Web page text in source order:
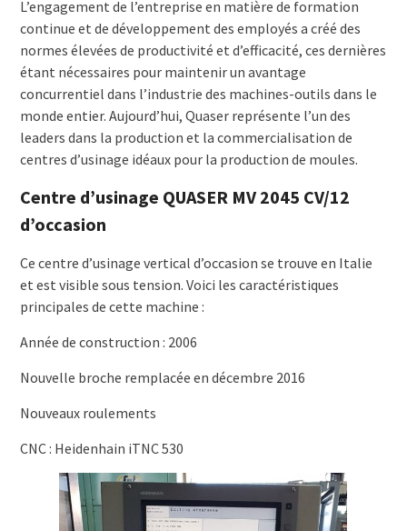
L’engagement de l’entreprise en matière de formation
continue et de développement des employés a créé des
normes élevées de productivité et d’efficacité, ces dernières
étant nécessaires pour maintenir un avantage
concurrentiel dans l’industrie des machines-outils dans le
monde entier. Aujourd’hui, Quaser représente l’un des
leaders dans la production et la commercialisation de
centres d’usinage idéaux pour la production de moules.
Centre d’usinage QUASER MV 2045 CV/12
d’occasion
Ce centre d’usinage vertical d’occasion se trouve en Italie
et est visible sous tension. Voici les caractéristiques
principales de cette machine :
Année de construction : 2006
Nouvelle broche remplacée en décembre 2016
Nouveaux roulements
CNC : Heidenhain iTNC 530